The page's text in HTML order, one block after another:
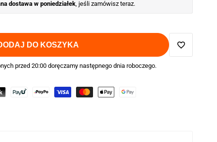
dostawa w poniedziałek, jeśli zamówisz teraz.
DO KOSZYKA
Dodaj
przed 20:00 doręczamy następnego dnia roboczego.